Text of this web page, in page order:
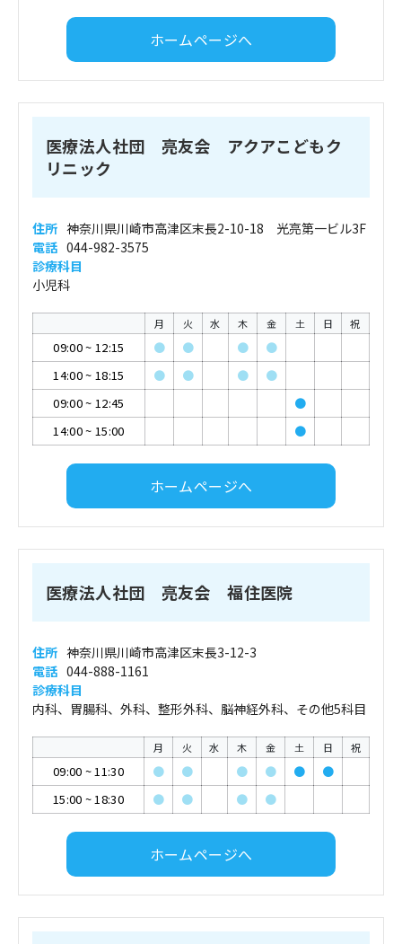
ホームページへ
医療法人社団 亮友会 アクアこどもク
リニック
住所 神奈川県川崎市高津区末長2-10-18 光亮第一ビル3F
電話 044-982-3575
診療科目
小児科
月 火 水 木 金 土 日 祝
09:00~ 12:15 ● ● ●
●
14:00~ 18:15 ● ● ●
●
09:00~ 12:45
●
14:00~ 15:00 ●
ホームページへ
医療法人社団 亮友会 福住医院
住所 神奈川県川崎市高津区末長3-12-3
電話 044-888-1161
診療科目
内科、胃腸科、外科、整形外科、脳神経外科、その他5科目
月 火 水 木 金 土 日 祝
09:00 ~11:30 ● ● ● ● ●
●
15:00 ~18:30 ● ● ● ●
ホームページへ